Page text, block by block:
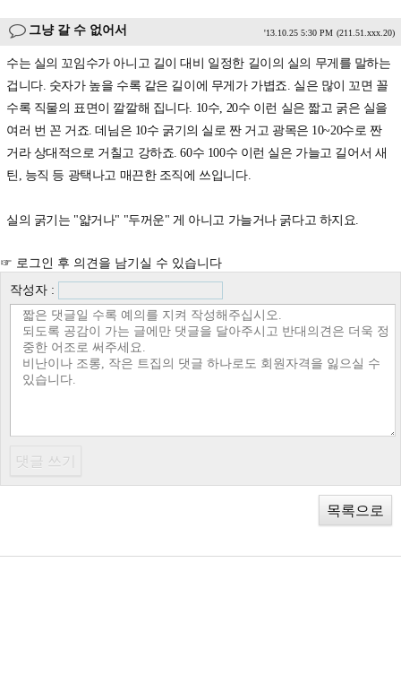
그냥 갈 수 없어서 '13.10.25 5:30 PM (211.51.xxx.20)
수는 실의 꼬임수가 아니고 길이 대비 일정한 길이의 실의 무게를 말하는
겁니다. 숫자가 높을 수록 같은 길이에 무게가 가볍죠. 실은 많이 꼬면 꼴
수록 직물의 표면이 깔깔해 집니다. 10수, 20수 이런 실은 짧고 굵은 실을
여러 번 꼰 거죠. 데님은 10수 굵기의 실로 짠 거고 광목은 10~20수로 짠
거라 상대적으로 거칠고 강하죠. 60수 100수 이런 실은 가늘고 길어서 새
틴, 능직 등 광택나고 매끈한 조직에 쓰입니다.
실의 굵기는 "얇거나" "두꺼운" 게 아니고 가늘거나 굵다고 하지요.
☞ 로그인 후 의견을 남기실 수 있습니다
작성자 :
목록으로